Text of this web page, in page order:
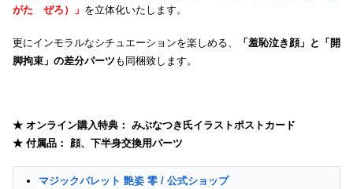
がた ぜろ）」 を立体化いたします。
更にインモラルなシチュエーションを楽しめる、
「羞恥泣き顔」と「開
脚拘束」の差分パーツ も同梱致します。
★ オンライン購入特典： みぶなつき氏イラストポストカード
★ 付属品： 顔、下半身交換用パーツ
マジックバレット 艶姿 零 / 公式ショップ